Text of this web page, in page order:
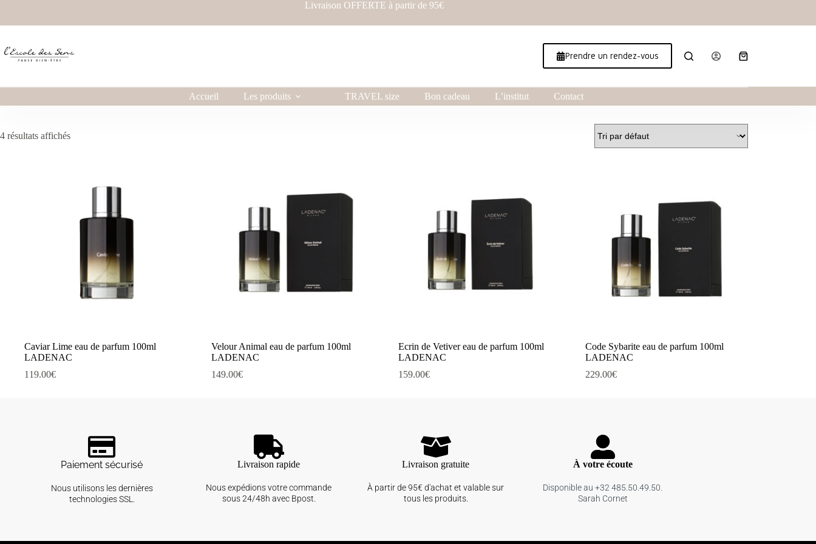
Livraison OFFERTE à partir de 95€
Prendre un rendez-vous
Accueil Les produits TRAVEL size Bon cadeau L’institut Contact
4 résultats affichés
Caviar Lime eau de parfum 100ml
LADENAC
119.00€
Velour Animal eau de parfum 100ml
LADENAC
149.00€
Ecrin de Vetiver eau de parfum 100ml
LADENAC
159.00€
Code Sybarite eau de parfum 100ml
LADENAC
229.00€
Paiement sécurisé
Nous utilisons les dernières
technologies SSL.
Livraison rapide
Nous expédions votre commande
sous 24/48h avec Bpost.
Livraison gratuite
À partir de 95€ d'achat et valable sur
tous les produits.
À votre écoute
Disponible au +32 485.50.49.50.
Sarah Cornet